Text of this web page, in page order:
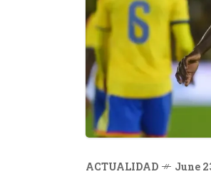
ACTUALIDAD June